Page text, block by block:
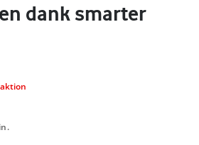
dank smarter